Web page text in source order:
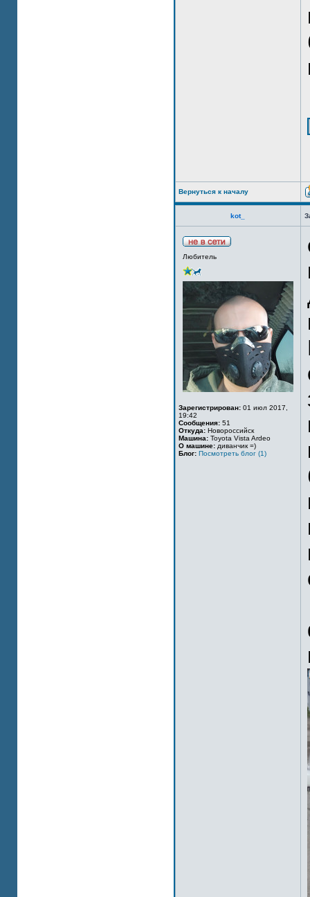
Вернуться к началу
kot_
Любитель
Зарегистрирован: 01 июл 2017,
19:42
Сообщения: 51
Откуда: Новороссийск
Машина: Toyota Vista Ardeo
О машине: диванчик =)
Блог: Посмотреть блог (1)